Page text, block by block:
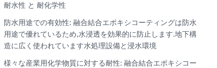
耐水性 と 耐化学性
防水用途での有効性: 融合結合エポキシコーティングは防水
用途で優れているため,水浸透を効果的に防止します.地下構
造に広く使われています水処理設備と浸水環境
様々な産業用化学物質に対する耐性: 融合結合エポキシコー